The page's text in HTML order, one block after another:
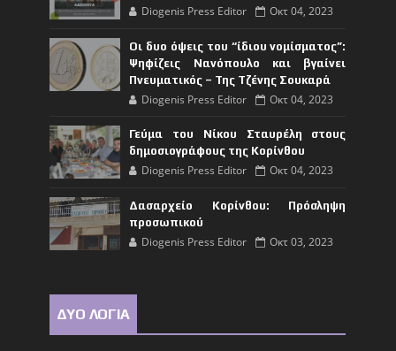
Diogenis Press Editor Οκτ 04, 2023
Οι δυο όψεις του “ίδιου νομίσματος”:
Ψηφίζεις Νανόπουλο και βγαίνει
Πνευματικός – Της Τζένης Σουκαρά
Diogenis Press Editor Οκτ 04, 2023
Γεύμα του Νίκου Σταυρέλη στους
δημοσιογράφους της Κορίνθου
Diogenis Press Editor Οκτ 04, 2023
Δασαρχείο Κορίνθου: Πρόσληψη
προσωπικού
Diogenis Press Editor Οκτ 03, 2023
ΔΥΟ ΛΟΓΙΑ